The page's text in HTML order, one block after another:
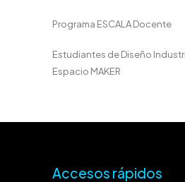
Programa ESCALA Docente
Estudiantes de Diseño
Espacio MAKER
Accesos rápidos